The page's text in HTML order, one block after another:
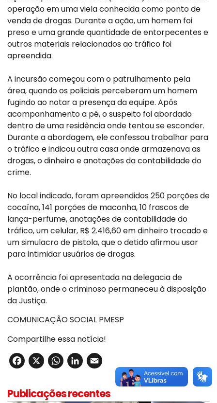
operação em uma viela conhecida como ponto de
venda de drogas. Durante a ação, um homem foi
preso e uma grande quantidade de entorpecentes e
outros materiais relacionados ao tráfico foi
apreendida.
A incursão começou com o patrulhamento pela
área, quando os policiais perceberam um homem
fugindo ao notar a presença da equipe. Após
acompanhamento a pé, o suspeito foi abordado
dentro de uma residência onde tentou se esconder.
Durante a abordagem, ele confessou trabalhar para
o tráfico e indicou outra casa onde armazenava as
drogas, o dinheiro e anotações da contabilidade do
crime.
No local indicado, foram apreendidos 250 porções de
cocaína, 141 porções de maconha, 10 frascos de
lança-perfume, anotações de contabilidade do
tráfico, um celular, R$ 2.416,60 em dinheiro trocado e
um simulacro de pistola, que o detido afirmou usar
para intimidar usuários de drogas.
A ocorrência foi apresentada na delegacia de
plantão, onde o criminoso permaneceu à disposição
da Justiça.
COMUNICAÇÃO SOCIAL PMESP
Compartilhe essa notícia!
Facebook
X WhatsApp
LinkedIn
Publicações recentes